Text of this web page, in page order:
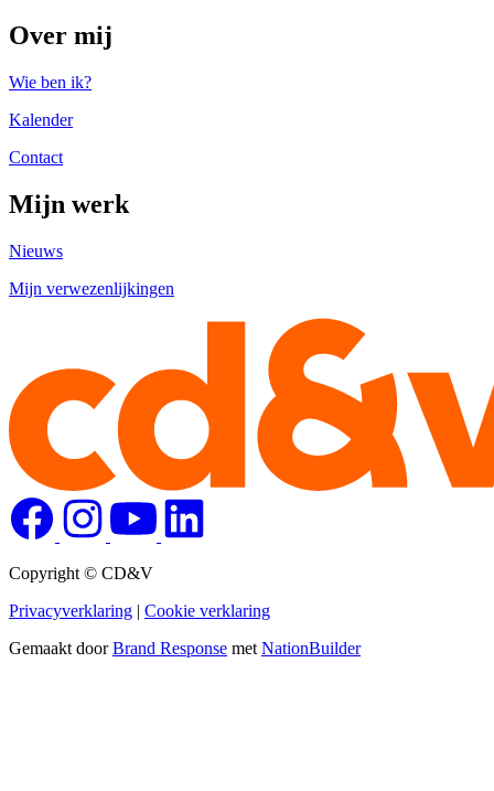
Over mij
Wie ben ik?
Kalender
Contact
Mijn werk
Nieuws
Mijn verwezenlijkingen
Copyright © CD&V
Privacyverklaring | Cookie verklaring
Gemaakt doorBrand Response met NationBuilder